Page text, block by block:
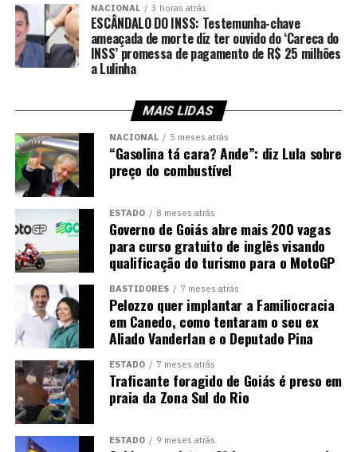
NACIONAL 3 horas atrás
ESCÂNDALO DO INSS: Testemunha-chave
ameaçada de morte diz ter ouvido do ‘Careca do
INSS’ promessa de pagamento de R$ 25 milhões
a Lulinha
MAIS LIDAS
NACIONAL 5 meses atrás
“Gasolina tá cara? Ande”: diz Lula sobre
preço do combustível
ESTADO 8 meses atrás
Governo de Goiás abre mais 200 vagas
para curso gratuito de inglês visando
qualificação do turismo para o MotoGP
BASTIDORES 7 meses atrás
Pelozzo quer implantar a Familiocracia
em Canedo, como tentaram o seu ex
Aliado Vanderlan e o Deputado Pina
ESTADO 7 meses atrás
Traficante foragido de Goiás é preso em
praia da Zona Sul do Rio
ESTADO 9 meses atrás